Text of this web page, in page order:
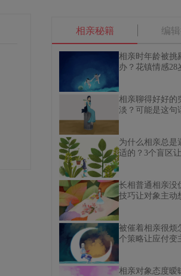
相亲秘籍 编
相亲时年龄被挑
办？花镇情感28
相亲聊得好好的
淡？可能是这句
为什么相亲总是
适的？3个盲区让
长相普通相亲没
技巧让对象主动
被催着相亲很烦
个策略让应付变
相亲对象态度暧